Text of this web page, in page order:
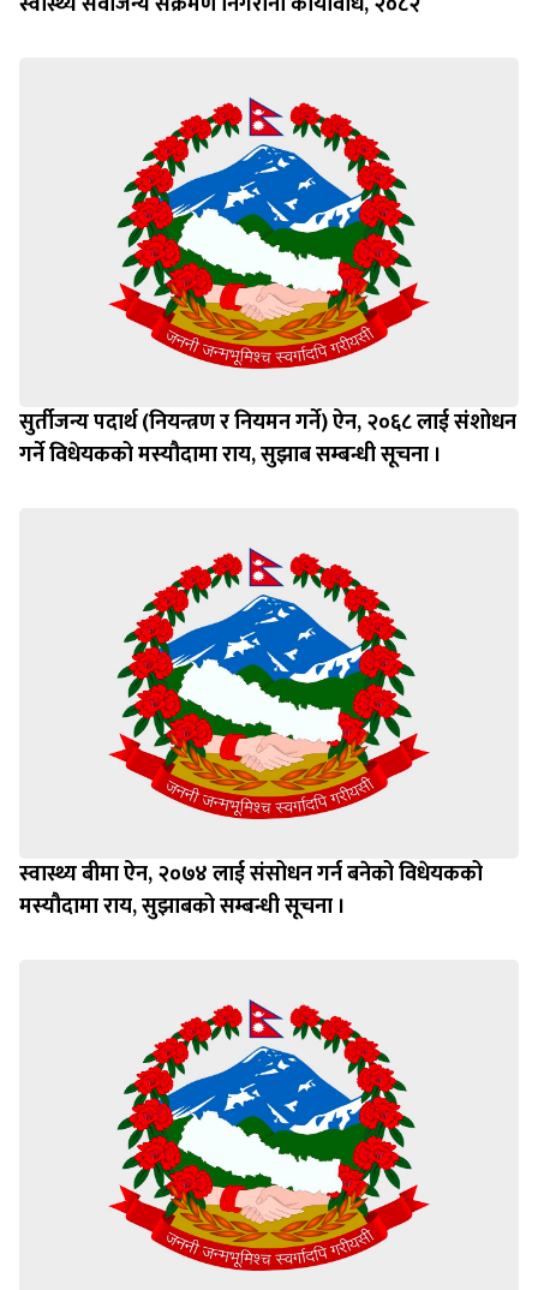
सुर्तीजन्य पदार्थ (नियन्त्रण र नियमन गर्ने) ऐन, २०६८ लाई संशोधन
गर्ने विधेयकको मस्यौदामा राय, सुझाब सम्बन्धी सूचना ।
स्वास्थ्य बीमा ऐन, २०७४ लाई संसोधन गर्न बनेको विधेयकको
मस्यौदामा राय, सुझाबको सम्बन्धी सूचना ।